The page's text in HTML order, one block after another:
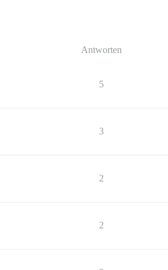
Antworten
5
3
2
2